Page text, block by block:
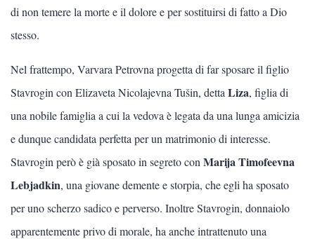
di non temere la morte e il dolore e per sostituirsi di fatto a Dio
stesso.
Nel frattempo, Varvara Petrovna progetta di far sposare il figlio
Stavrogin con Elizaveta Nicolajevna Tušin, detta Liza, figlia di
una nobile famiglia a cui la vedova è legata da una lunga amicizia
e dunque candidata perfetta per un matrimonio di interesse.
Stavrogin però è già sposato in segreto con Marija Timofeevna
Lebjadkin, una giovane demente e storpia, che egli ha sposato
per uno scherzo sadico e perverso. Inoltre Stavrogin, donnaiolo
apparentemente privo di morale, ha anche intrattenuto una